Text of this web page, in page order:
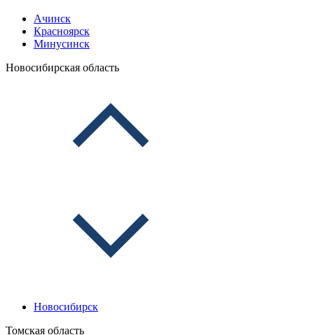
Ачинск
Красноярск
Минусинск
Новосибирская область
Новосибирск
Томская область